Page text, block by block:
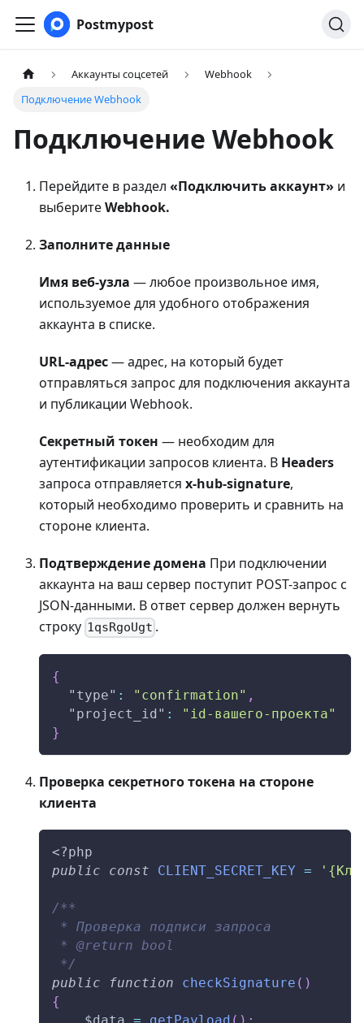
Postmypost
Аккаунты соцсетей
Webhook
Подключение Webhook
Подключение Webhook
Перейдите в раздел «Подключить аккаунт» и
выберитеWebhook.
Заполните данные
Имя веб-узла — любое произвольное имя,
используемое для удобного отображения
аккаунта в списке.
URL-адрес— адрес, на который будет
отправляться запрос для подключения аккаунта
и публикации Webhook.
Секретный токен — необходим для
аутентификации запросов клиента. В Headers
запроса отправляется x-hub-signature,
который необходимо проверить и сравнить на
стороне клиента.
Подтверждение домена При подключении
аккаунта на ваш сервер поступит POST-запрос с
JSON-данными. В ответ сервер должен вернуть
строку 1qsRgoUgt .
{
"type" : "confirmation" ,
"project_id" :
"id-вашего-проекта"
}
Проверка секретного токена на стороне
клиента
<?php
public
const CLIENT_SECRET_KEY =
/**
* Проверка подписи запроса
* @return bool
*/
public
function checkSignature ( )
{